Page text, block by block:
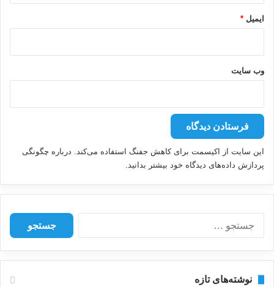
ایمیل *
وب‌ سایت
این سایت از اکیسمت برای کاهش جفنگ استفاده می‌کند. درباره چگونگی
پردازش داده‌های دیدگاه خود بیشتر بدانید.
س
نوشته‌های تازه